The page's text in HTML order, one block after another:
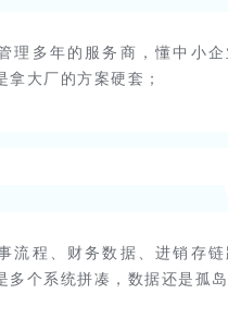
理多年的服务商，懂中小
拿大厂的方案硬套；
流程、财务数据、进销存
多个系统拼凑，数据还是孤岛